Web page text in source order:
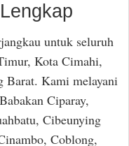
untuk seluruh
Kota Cimahi,
Barat. Kami melayani
Ciparay,
Cibeunying
Coblong,